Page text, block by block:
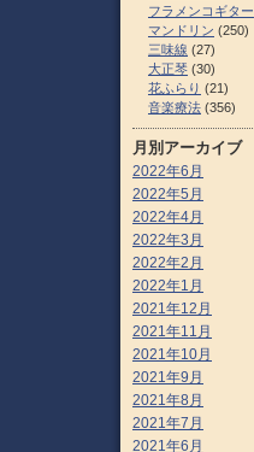
フラメンコギター
マンドリン (250)
三味線 (27)
大正琴 (30)
花ふらり (21)
音楽療法 (356)
月別アーカイブ
2022年6月
2022年5月
2022年4月
2022年3月
2022年2月
2022年1月
2021年12月
2021年11月
2021年10月
2021年9月
2021年8月
2021年7月
2021年6月